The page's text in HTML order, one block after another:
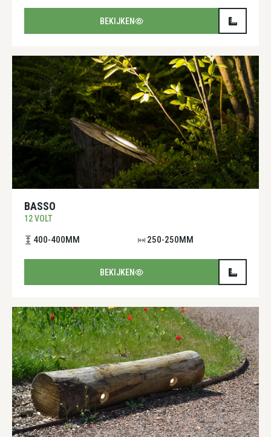
BEKIJKEN
BASSO
12 VOLT
400-400MM 250-250MM
BEKIJKEN